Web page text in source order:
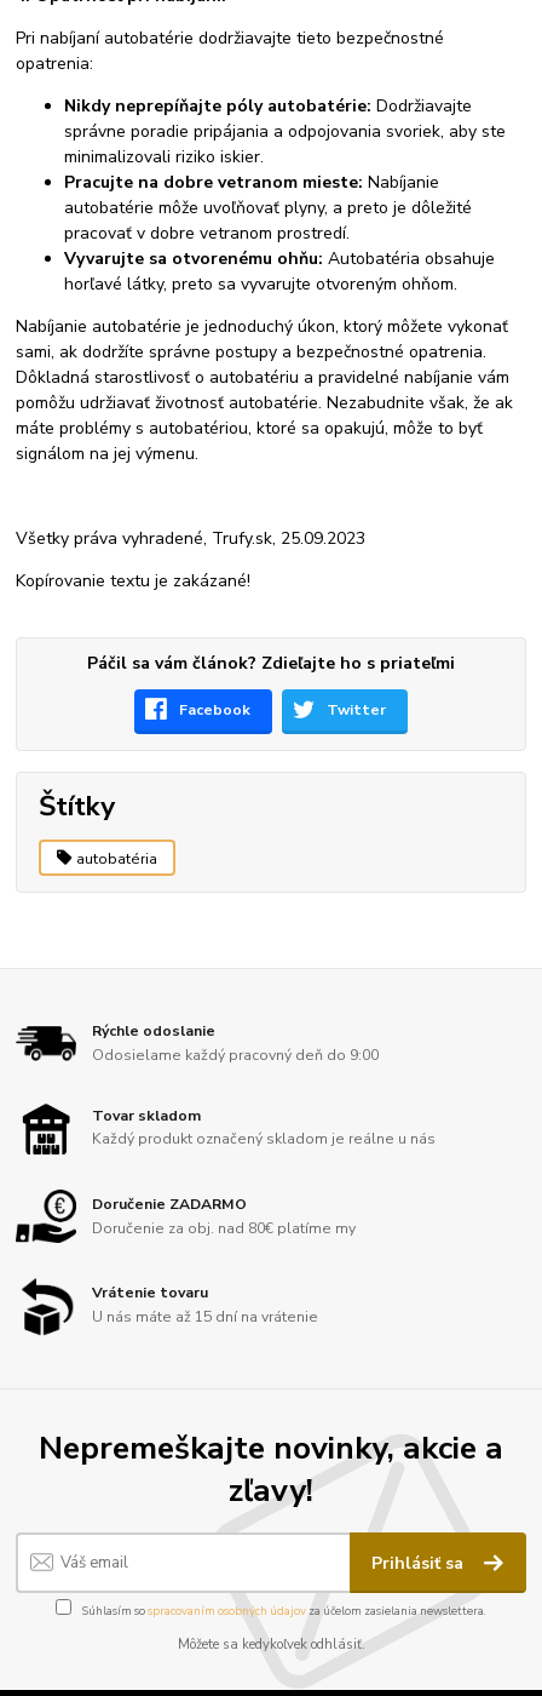
Pri nabíjaní autobatérie dodržiavajte tieto bezpečnostné
opatrenia:
Nikdy neprepíňajte póly autobatérie: Dodržiavajte
správne poradie pripájania a odpojovania svoriek, aby ste
minimalizovali riziko iskier.
Pracujte na dobre vetranom mieste: Nabíjanie
autobatérie môže uvoľňovať plyny, a preto je dôležité
pracovať v dobre vetranom prostredí.
Vyvarujte sa otvorenému ohňu: Autobatéria obsahuje
horľavé látky, preto sa vyvarujte otvoreným ohňom.
Nabíjanie autobatérie je jednoduchý úkon, ktorý môžete vykonať
sami, ak dodržíte správne postupy a bezpečnostné opatrenia.
Dôkladná starostlivosť o autobatériu a pravidelné nabíjanie vám
pomôžu udržiavať životnosť autobatérie. Nezabudnite však, že ak
máte problémy s autobatériou, ktoré sa opakujú, môže to byť
signálom na jej výmenu.
Všetky práva vyhradené, Trufy.sk, 25.09.2023
Kopírovanie textu je zakázané!
Páčil sa vám článok? Zdieľajte ho s priateľmi
Facebook Twitter
Štítky
autobatéria
Rýchle odoslanie
Odosielame každý pracovný deň do 9:00
Tovar skladom
Každý produkt označený skladom je reálne u nás
Doručenie ZADARMO
Doručenie za obj. nad 80€ platíme my
Vrátenie tovaru
U nás máte až 15 dní na vrátenie
Nepremeškajte novinky, akcie a
zľavy!
Prihlásiť sa
Súhlasím sospracovaním osobných údajov za účelom zasielania newslettera.
Môžete sa kedykoľvek odhlásiť.